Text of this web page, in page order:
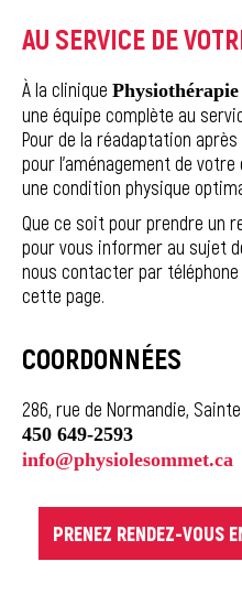
AU SERVICE DE
À la clinique
une équipe complète au
Pour de la réadaptation
pour l’aménagement de
une condition physique
Que ce soit pour prendre un
pour vous informer au sujet
nous contacter par
cette page.
COORDONNÉES
286, rue de Normandie,
450 649-2593
PRENEZ RENDEZ-VOUS